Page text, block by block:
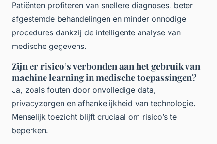
Patiënten profiteren van snellere diagnoses, beter
afgestemde behandelingen en minder onnodige
procedures dankzij de intelligente analyse van
medische gegevens.
Zijn er risico’s verbonden aan het gebruik van
machine learning in medische toepassingen?
Ja, zoals fouten door onvolledige data,
privacyzorgen en afhankelijkheid van technologie.
Menselijk toezicht blijft cruciaal om risico’s te
beperken.